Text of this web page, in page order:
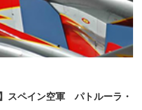
スペイン空軍 パトルーラ・